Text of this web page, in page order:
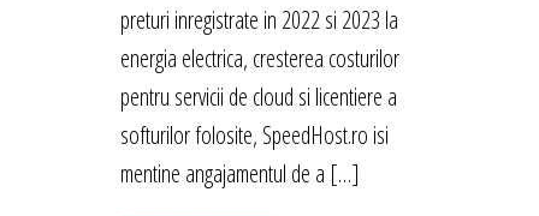
preturi inregistrate in 2022 si 2023 la
energia electrica, cresterea costurilor
pentru servicii de cloud si licentiere a
softurilor folosite, SpeedHost.ro isi
mentine angajamentul de a […]